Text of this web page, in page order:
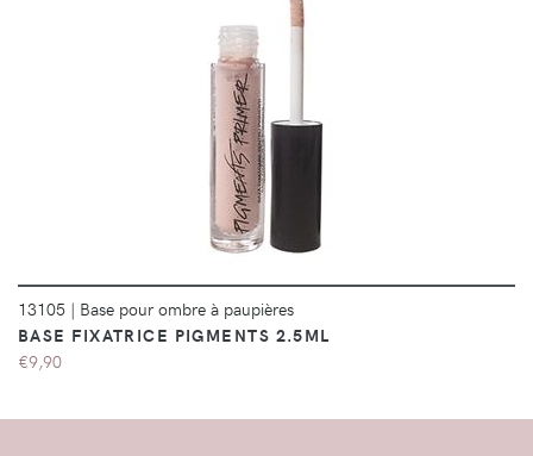
DÉTAILS
13105 | Base pour ombre à paupières
BASE FIXATRICE PIGMENTS 2.5ML
€9,90